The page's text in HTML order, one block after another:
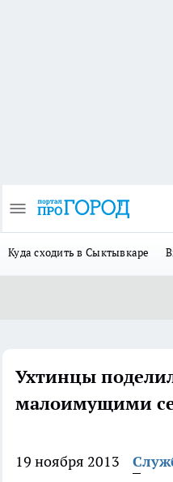
Куда сходить в Сыктывкаре
Ухтинцы
малоимущими
19 ноября 2013